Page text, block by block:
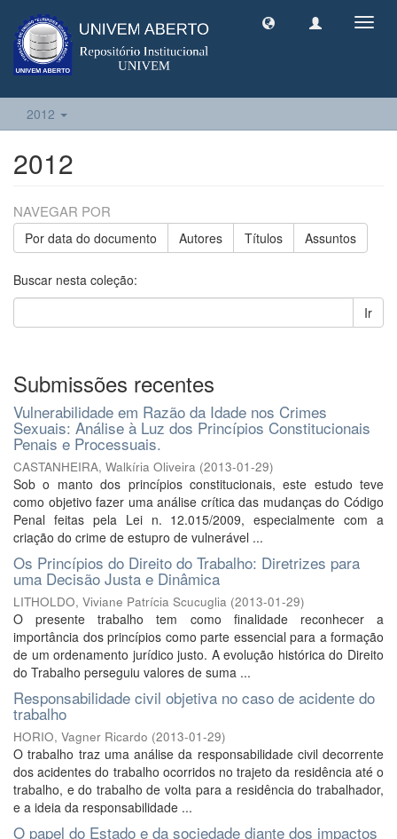
2012
2012
NAVEGAR POR
Por data do documento Autores Títulos Assuntos
Buscar nesta coleção:
Ir
Submissões recentes
Vulnerabilidade em Razão da Idade nos Crimes
Sexuais: Análise à Luz dos Princípios Constitucionais
Penais e Processuais.
CASTANHEIRA, Walkíria Oliveira (2013-01-29)
Sob o manto dos princípios constitucionais, este estudo teve
como objetivo fazer uma análise crítica das mudanças do Código
Penal feitas pela Lei n. 12.015/2009, especialmente com a
criação do crime de estupro de vulnerável ...
Os Princípios do Direito do Trabalho: Diretrizes para
uma Decisão Justa e Dinâmica
LITHOLDO, Viviane Patrícia Scucuglia (2013-01-29)
O presente trabalho tem como finalidade reconhecer a
importância dos princípios como parte essencial para a formação
de um ordenamento jurídico justo. A evolução histórica do Direito
do Trabalho perseguiu valores de suma ...
Responsabilidade civil objetiva no caso de acidente do
trabalho
HORIO, Vagner Ricardo (2013-01-29)
O trabalho traz uma análise da responsabilidade civil decorrente
dos acidentes do trabalho ocorridos no trajeto da residência até o
trabalho, e do trabalho de volta para a residência do trabalhador,
e a ideia da responsabilidade ...
O papel do Estado e da sociedade diante dos impactos